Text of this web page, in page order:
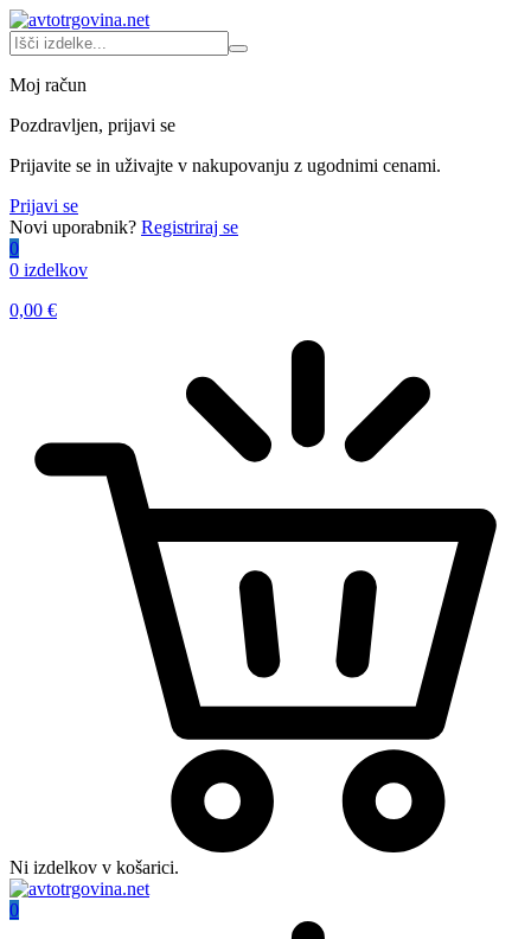
Moj račun
Pozdravljen, prijavi se
Prijavite se in uživajte v nakupovanju z ugodnimi cenami.
Prijavi se
Novi uporabnik? Registriraj se
0
0 izdelkov
0,00 €
Ni izdelkov v košarici.
0